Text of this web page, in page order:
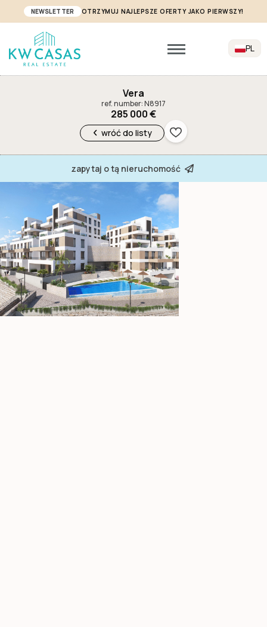
NEWSLETTER OTRZYMUJ NAJLEPSZE OFERTY JAKO PIERWSZY!
PL
Vera
ref. number: N8917
285 000 €
wróć do listy
zapytaj o tą nieruchomość